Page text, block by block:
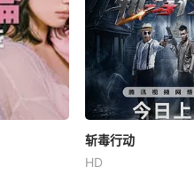
斩毒行动
HD